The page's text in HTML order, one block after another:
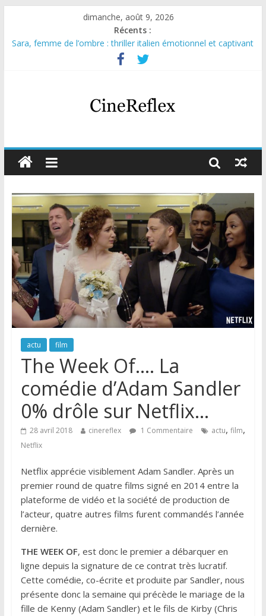
dimanche, août 9, 2026
Récents :
Sara, femme de l’ombre : thriller italien émotionnel et captivant
Journal d’une fille larguée : nouvelle série suédoise sur Netflix
Aema : mini-série sur le tournage d’un film érotique devenu
Glass Heart : excellente série musicale avec Takeru Satō
Olympo, saison 1 : nouvelle série qui séduira les fans de
actu film
The Week Of…. La
comédie d’Adam Sandler
0% drôle sur Netflix…
28 avril 2018 cinereflex 1 Commentaire actu, film,
Netflix
Netflix apprécie visiblement Adam Sandler. Après un
premier round de quatre films signé en 2014 entre la
plateforme de vidéo et la société de production de
l’acteur, quatre autres films furent commandés l’année
dernière.
THE WEEK OF, est donc le premier a débarquer en
ligne depuis la signature de ce contrat très lucratif.
Cette comédie, co-écrite et produite par Sandler, nous
présente donc la semaine qui précède le mariage de la
fille de Kenny (Adam Sandler) et le fils de Kirby (Chris